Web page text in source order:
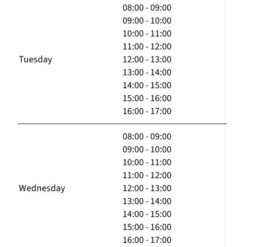
Tuesday
08:00 - 09:00
09:00 - 10:00
10:00 - 11:00
11:00 - 12:00
12:00 - 13:00
13:00 - 14:00
14:00 - 15:00
15:00 - 16:00
16:00 - 17:00
Wednesday
08:00 - 09:00
09:00 - 10:00
10:00 - 11:00
11:00 - 12:00
12:00 - 13:00
13:00 - 14:00
14:00 - 15:00
15:00 - 16:00
16:00 - 17:00